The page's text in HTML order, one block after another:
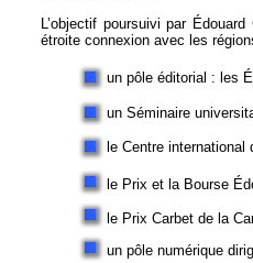
L’objectif poursuivi par
étroite connexion avec les
un Séminaire
le Prix et la Bourse
le Prix Carbet de la
un pôle numérique
le Centre
un pôle éditorial : les